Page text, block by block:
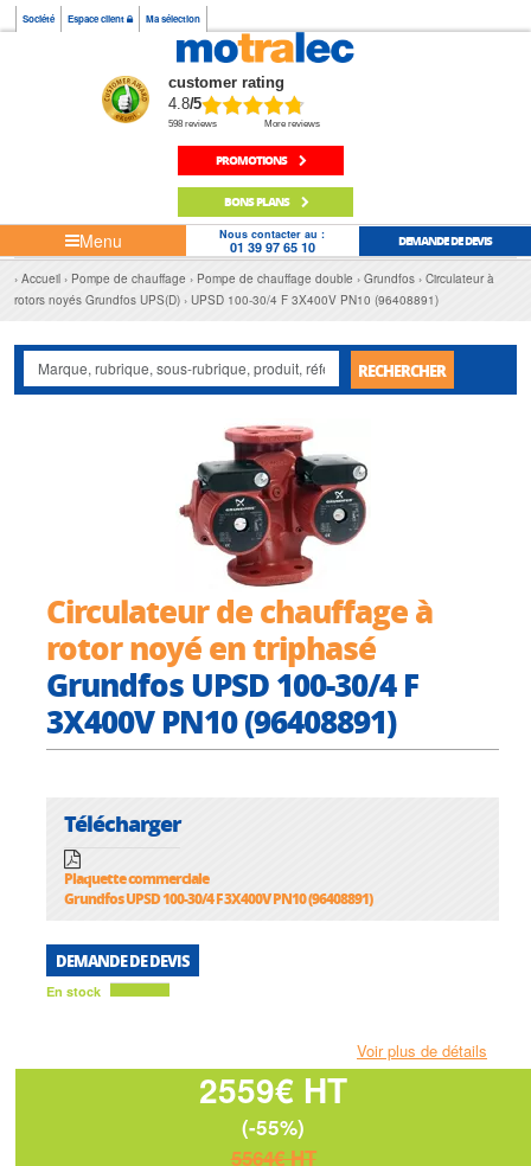
Société Espace client Ma sélection
customer rating
4.8/5
598 reviews More reviews
PROMOTIONS
BONS PLANS
Menu Nous contacter au :
01 39 97 65 10 DEMANDE DE DEVIS
Accueil Pompe de chauffage Pompe de chauffage double Grundfos
Circulateur à
rotors noyés Grundfos UPS(D)
UPSD 100-30/4 F 3X400V PN10 (96408891)
RECHERCHER
Circulateur de chauffage à
rotor noyé en triphasé
Grundfos UPSD 100-30/4 F
3X400V PN10 (96408891)
Télécharger
Plaquette commerciale
Grundfos UPSD 100-30/4 F 3X400V PN10 (96408891)
DEMANDE DE DEVIS
En stock
2559€ HT
(-55%)
5564€ HT
Voir plus de détails